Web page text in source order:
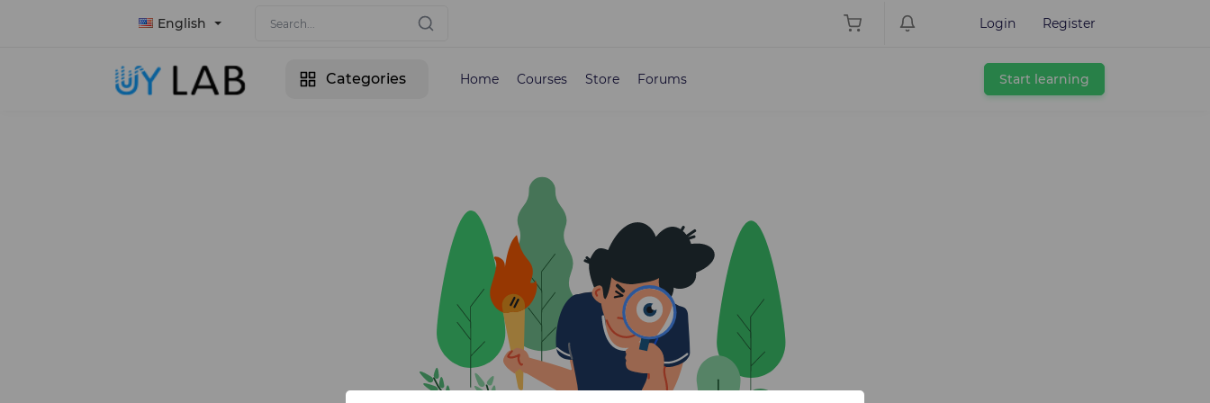
English Login Register
Categories Home Courses Store Forums Start learning